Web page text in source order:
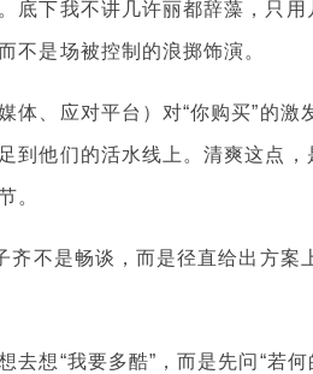
底下我不讲几许丽都辞藻，只用
不是场被控制的浪掷饰演。
体、应对平台）对“你购买”的激
到他们的活水线上。清爽这点，
。
齐不是畅谈，而是径直给出方案
想“我要多酷”，而是先问“若何